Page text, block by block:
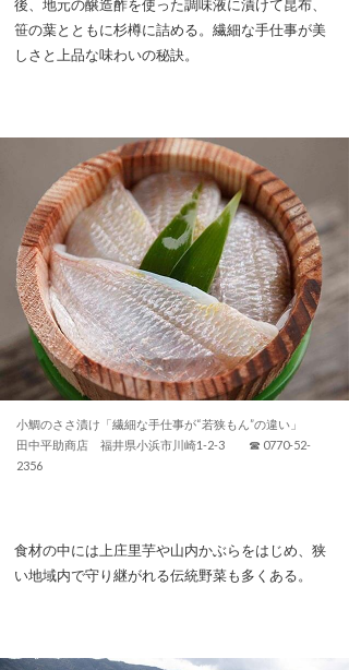
後、地元の醸造酢を使った調味液に漬けて昆布、
笹の葉とともに杉樽に詰める。繊細な手仕事が美
しさと上品な味わいの秘訣。
小鯛のささ漬け「繊細な手仕事が“若狭もん”の違い」
田中平助商店 福井県小浜市川崎1-2-3 ☎ 0770-52-
2356
食材の中には上庄里芋や山内かぶらをはじめ、狭
い地域内で守り継がれる伝統野菜も多くある。